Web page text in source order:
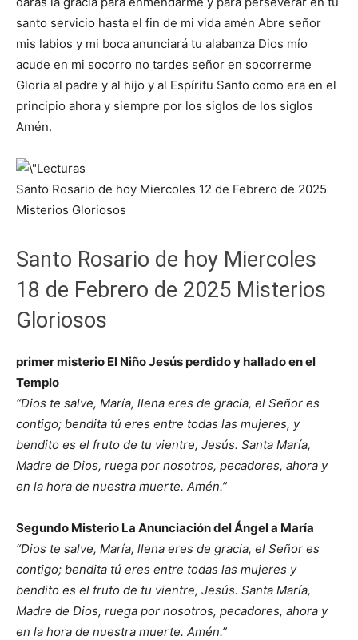
santo servicio hasta el fin de mi vida amén Abre señor
mis labios y mi boca anunciará tu alabanza Dios mío
acude en mi socorro no tardes señor en socorrerme
Gloria al padre y al hijo y al Espíritu Santo como era en el
principio ahora y siempre por los siglos de los siglos
Amén.
Santo Rosario de hoy Miercoles 12 de Febrero de 2025
Misterios Gloriosos
Santo Rosario de hoy Miercoles
18 de Febrero de 2025 Misterios
Gloriosos
primer misterio El Niño Jesús perdido y hallado en el
Templo
“Dios te salve, María, llena eres de gracia, el Señor es
contigo; bendita tú eres entre todas las mujeres, y
bendito es el fruto de tu vientre, Jesús. Santa María,
Madre de Dios, ruega por nosotros, pecadores, ahora y
en la hora de nuestra muerte. Amén.”
Segundo Misterio La Anunciación del Ángel a María
“Dios te salve, María, llena eres de gracia, el Señor es
contigo; bendita tú eres entre todas las mujeres y
bendito es el fruto de tu vientre, Jesús. Santa María,
Madre de Dios, ruega por nosotros, pecadores, ahora y
en la hora de nuestra muerte. Amén.”